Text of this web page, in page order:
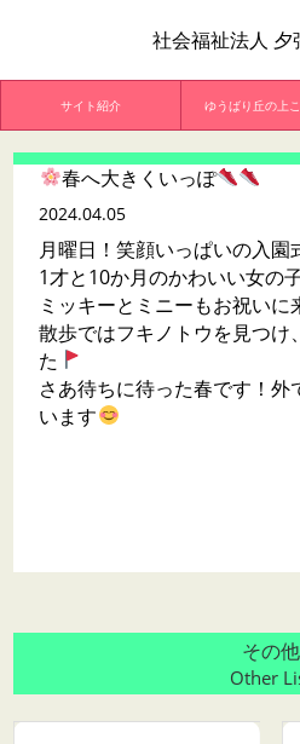
社会福祉法人 夕
サイト紹介 ゆうばり丘の上
春へ大きくいっぽ
2024.04.05
月曜日！笑顔いっぱいの入園
1才と10か月のかわいい女の
ミッキーとミニーもお祝いに
散歩ではフキノトウを見つけ
た
さあ待ちに待った春です！外
います
その他
Other